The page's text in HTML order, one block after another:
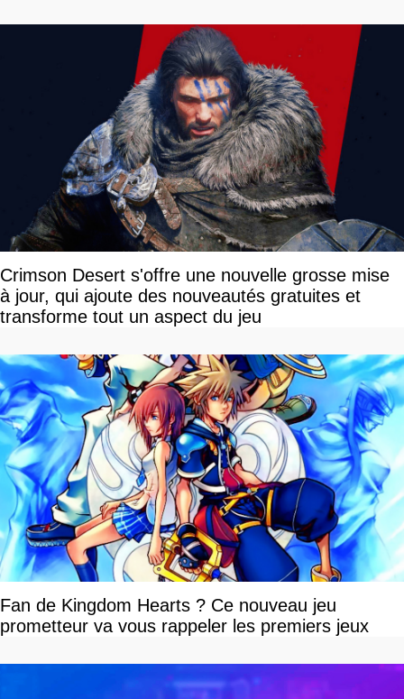
Crimson Desert s'offre une nouvelle grosse mise
à jour, qui ajoute des nouveautés gratuites et
transforme tout un aspect du jeu
Fan de Kingdom Hearts ? Ce nouveau jeu
prometteur va vous rappeler les premiers jeux